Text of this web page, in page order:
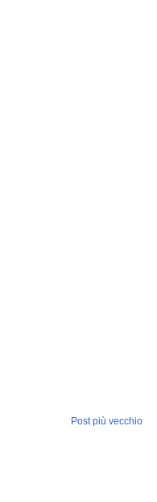
Post più vecchio